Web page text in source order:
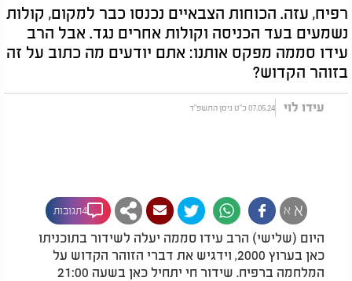
רפיח, עזה. הכוחות הצבאיים נכנסו כבר למקום, קולות
נשמעים בעד הכניסה וקולות אחרים נגד. אבל הרב
עידו סממה מפקס אותנו: אתם יודעים מה כתוב על זה
בזוהר הקדוש?
עידו לוי 07.05.24 כ"ט ניסן התשפ"ד
א א 4תגובות
היום (שלישי) הרב עידו סממה יעלה לשידור בתוכניתו
כאן בערוץ 2000, וידגיש את דברי הזוהר הקדוש על
המלחמה ברפיח. שידור חי יתחיל כאן בשעה 21:00